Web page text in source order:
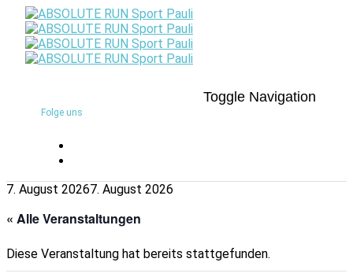
Toggle Navigation
Folge uns
7. August 20267. August 2026
« Alle Veranstaltungen
Diese Veranstaltung hat bereits stattgefunden.